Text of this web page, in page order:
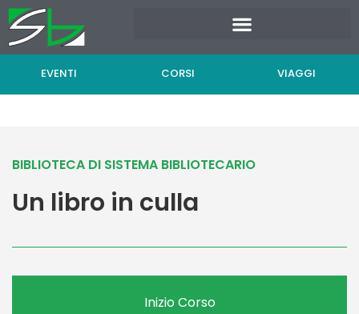
Vai
al
contenuto
EVENTI CORSI VIAGGI
BIBLIOTECA DI SISTEMA BIBLIOTECARIO
Un libro in culla
Inizio Corso